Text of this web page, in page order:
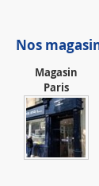
Nos
Magasin
Paris